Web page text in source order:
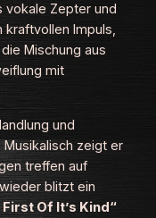
Zepter und
Impuls,
Mischung aus
mit
und
zeigt er
treffen auf
blitzt ein
Of It’s Kind“